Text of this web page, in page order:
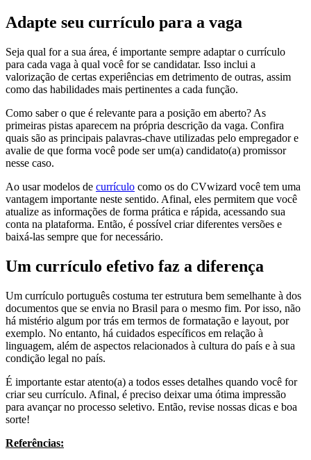
Adapte seu currículo para a vaga
Seja qual for a sua área, é importante sempre adaptar o currículo
para cada vaga à qual você for se candidatar. Isso inclui a
valorização de certas experiências em detrimento de outras, assim
como das habilidades mais pertinentes a cada função.
Como saber o que é relevante para a posição em aberto? As
primeiras pistas aparecem na própria descrição da vaga. Confira
quais são as principais palavras-chave utilizadas pelo empregador e
avalie de que forma você pode ser um(a) candidato(a) promissor
nesse caso.
Ao usar modelos de currículo como os do CVwizard você tem uma
vantagem importante neste sentido. Afinal, eles permitem que você
atualize as informações de forma prática e rápida, acessando sua
conta na plataforma. Então, é possível criar diferentes versões e
baixá-las sempre que for necessário.
Um currículo efetivo faz a diferença
Um currículo português costuma ter estrutura bem semelhante à dos
documentos que se envia no Brasil para o mesmo fim. Por isso, não
há mistério algum por trás em termos de formatação e layout, por
exemplo. No entanto, há cuidados específicos em relação à
linguagem, além de aspectos relacionados à cultura do país e à sua
condição legal no país.
É importante estar atento(a) a todos esses detalhes quando você for
criar seu currículo. Afinal, é preciso deixar uma ótima impressão
para avançar no processo seletivo. Então, revise nossas dicas e boa
sorte!
Referências: